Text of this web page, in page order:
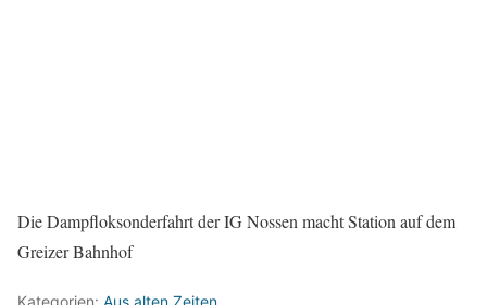
Die Dampfloksonderfahrt der IG Nossen macht Station auf dem
Greizer Bahnhof
Kategorien: Aus alten Zeiten